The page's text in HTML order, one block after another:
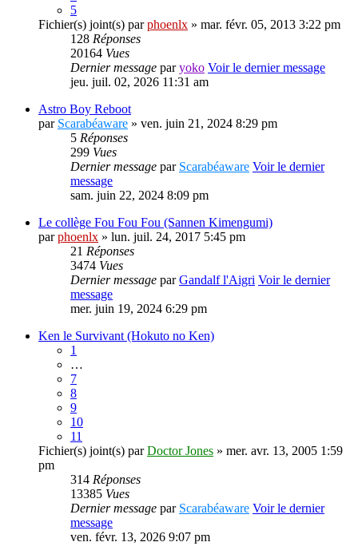
5
Fichier(s) joint(s) parphoenlx » mar. févr. 05, 2013 3:22 pm
128 Réponses
20164 Vues
Dernier message paryoko Voir le dernier message
jeu. juil. 02, 2026 11:31 am
Astro Boy Reboot
par Scarabéaware » ven. juin 21, 2024 8:29 pm
5 Réponses
299 Vues
Dernier message par Scarabéaware Voir le dernier
message
sam. juin 22, 2024 8:09 pm
Le collège Fou Fou Fou (Sannen Kimengumi)
parphoenlx » lun. juil. 24, 2017 5:45 pm
21 Réponses
3474 Vues
Dernier message parGandalf l'Aigri Voir le dernier
message
mer. juin 19, 2024 6:29 pm
Ken le Survivant (Hokuto no Ken)
1
…
7
8
9
10
11
Fichier(s) joint(s) parDoctor Jones » mer. avr. 13, 2005 1:59
pm
314 Réponses
13385 Vues
Dernier message par Scarabéaware Voir le dernier
message
ven. févr. 13, 2026 9:07 pm